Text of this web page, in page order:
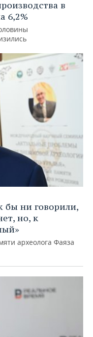
в
6,2%
бы ни говорили,
но, к
археолога Фаяза